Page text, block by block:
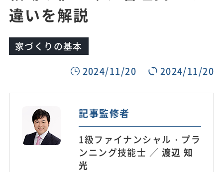
違いを解説
家づくりの基本
2024/11/20
2024/11/20
記事監修者
1級ファイナンシャル・プラ
ンニング技能士 ／ 渡辺 知
光